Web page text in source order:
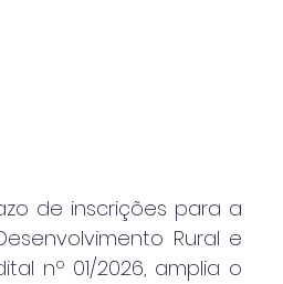
de inscrições para a
Rural e
nº 01/2026, amplia o